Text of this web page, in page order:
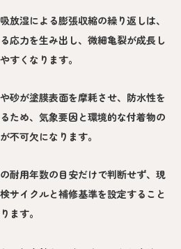
放湿による膨張収縮の繰り返しは、
応力を生み出し、微細亀裂が成長し
すくなります。
砂が塗膜表面を摩耗させ、防水性を
ため、気象要因と環境的な付着物の
不可欠になります。
耐用年数の目安だけで判断せず、現
サイクルと補修基準を設定すること
ます。